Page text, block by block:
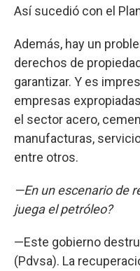
Así sucedió con el
Además, hay un
derechos de
garantizar. Y es
empresas
el sector acero,
manufacturas,
entre otros.
—En un escenario de
juega el petróleo?
—Este gobierno
(Pdvsa). La